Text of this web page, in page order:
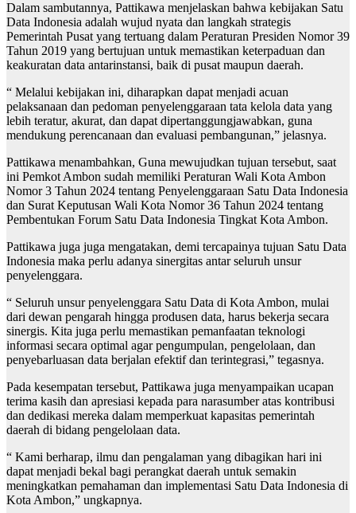
Dalam sambutannya, Pattikawa menjelaskan bahwa kebijakan Satu
Data Indonesia adalah wujud nyata dan langkah strategis
Pemerintah Pusat yang tertuang dalam Peraturan Presiden Nomor 39
Tahun 2019 yang bertujuan untuk memastikan keterpaduan dan
keakuratan data antarinstansi, baik di pusat maupun daerah.
“ Melalui kebijakan ini, diharapkan dapat menjadi acuan
pelaksanaan dan pedoman penyelenggaraan tata kelola data yang
lebih teratur, akurat, dan dapat dipertanggungjawabkan, guna
mendukung perencanaan dan evaluasi pembangunan,” jelasnya.
Pattikawa menambahkan, Guna mewujudkan tujuan tersebut, saat
ini Pemkot Ambon sudah memiliki Peraturan Wali Kota Ambon
Nomor 3 Tahun 2024 tentang Penyelenggaraan Satu Data Indonesia
dan Surat Keputusan Wali Kota Nomor 36 Tahun 2024 tentang
Pembentukan Forum Satu Data Indonesia Tingkat Kota Ambon.
Pattikawa juga juga mengatakan, demi tercapainya tujuan Satu Data
Indonesia maka perlu adanya sinergitas antar seluruh unsur
penyelenggara.
“ Seluruh unsur penyelenggara Satu Data di Kota Ambon, mulai
dari dewan pengarah hingga produsen data, harus bekerja secara
sinergis. Kita juga perlu memastikan pemanfaatan teknologi
informasi secara optimal agar pengumpulan, pengelolaan, dan
penyebarluasan data berjalan efektif dan terintegrasi,” tegasnya.
Pada kesempatan tersebut, Pattikawa juga menyampaikan ucapan
terima kasih dan apresiasi kepada para narasumber atas kontribusi
dan dedikasi mereka dalam memperkuat kapasitas pemerintah
daerah di bidang pengelolaan data.
“ Kami berharap, ilmu dan pengalaman yang dibagikan hari ini
dapat menjadi bekal bagi perangkat daerah untuk semakin
meningkatkan pemahaman dan implementasi Satu Data Indonesia di
Kota Ambon,” ungkapnya.